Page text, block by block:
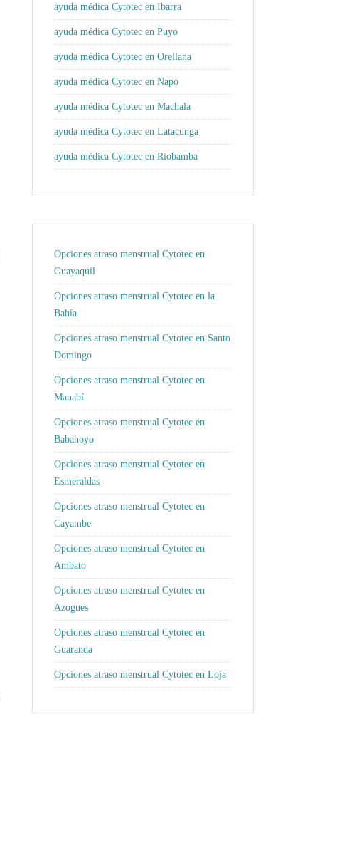
ayuda médica Cytotec en Ibarra
ayuda médica Cytotec en Puyo
ayuda médica Cytotec en Orellana
ayuda médica Cytotec en Napo
ayuda médica Cytotec en Machala
ayuda médica Cytotec en Latacunga
ayuda médica Cytotec en Riobamba
Opciones atraso menstrual Cytotec en
Guayaquil
Opciones atraso menstrual Cytotec en la
Bahía
Opciones atraso menstrual Cytotec en Santo
Domingo
Opciones atraso menstrual Cytotec en
Manabí
Opciones atraso menstrual Cytotec en
Babahoyo
Opciones atraso menstrual Cytotec en
Esmeraldas
Opciones atraso menstrual Cytotec en
Cayambe
Opciones atraso menstrual Cytotec en
Ambato
Opciones atraso menstrual Cytotec en
Azogues
Opciones atraso menstrual Cytotec en
Guaranda
Opciones atraso menstrual Cytotec en Loja